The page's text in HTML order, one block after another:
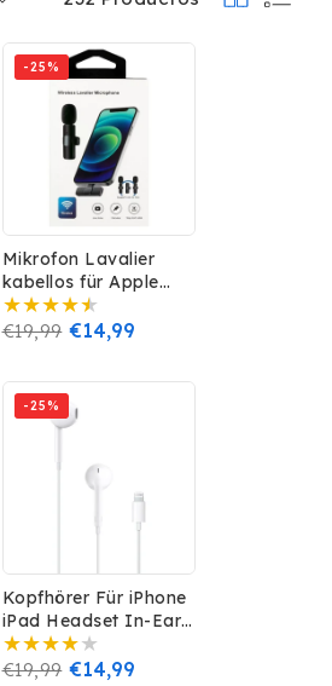
-25%
Mikrofon Lavalier
kabellos für Apple
iPhone 11 12 13 14 Pro
Max Plus Plug & Play
Precio
€19,99 Precio
oferta
€14,99
-25%
Kopfhörer Für iPhone
iPad Headset In-Ear
Mikrofon X 11 12 13 14
Pro Max
Precio
€19,99 Precio
€14,99